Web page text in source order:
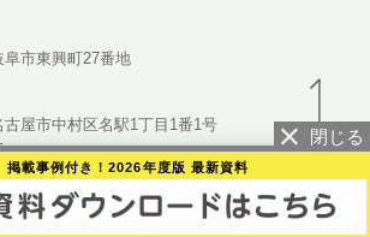
阜市東興町27番地
古屋市中村区名駅1丁目1番1号
©2023 CHUCO Co., Ltd.
掲載事例付き！2026年度版 最新資料